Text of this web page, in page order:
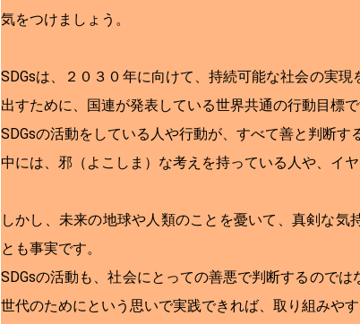
気をつけましょう。
SDGsは、２０３０年に向けて、持続可能な社会の実
出すために、国連が発表している世界共通の行動目標で
SDGsの活動をしている人や行動が、すべて善と判断す
中には、邪（よこしま）な考えを持っている人や、イ
しかし、未来の地球や人類のことを憂いて、真剣な気
とも事実です。
SDGsの活動も、社会にとっての善悪で判断するので
世代のためにという思いで実践できれば、取り組みや